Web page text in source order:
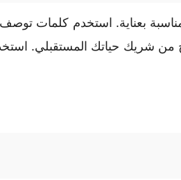
بعناية. استخدم كلمات
من شريك حياتك المستقبلي.